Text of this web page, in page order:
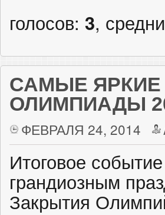
голосов: 3,
САМЫЕ
ОЛИМПИАДЫ
ФЕВРАЛЯ 24, 2014
Итоговое
грандиозным
Закрытия